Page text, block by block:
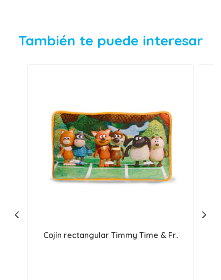
También te puede interesar
Cojín rectangular Timmy Time & Fr..